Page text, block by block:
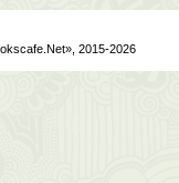
2015-2026